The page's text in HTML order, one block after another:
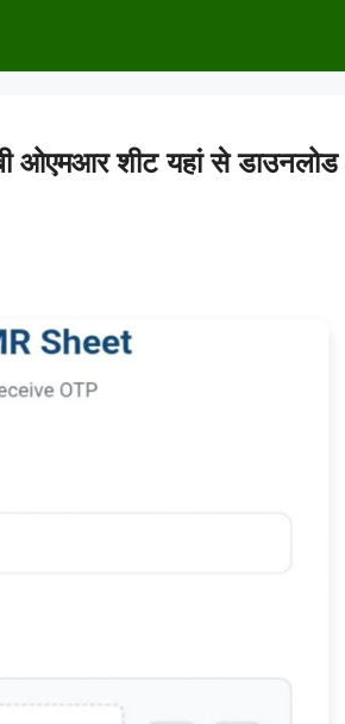
शीट यहां से डाउनलोड